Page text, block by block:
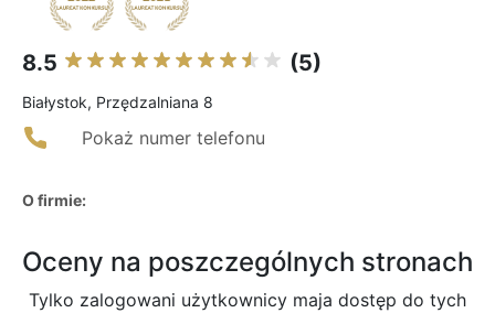
8.5 (5)
Białystok, Przędzalniana 8
Pokaż numer telefonu
O firmie:
Oceny na poszczególnych stronach
Tylko zalogowani użytkownicy maja dostęp do tych